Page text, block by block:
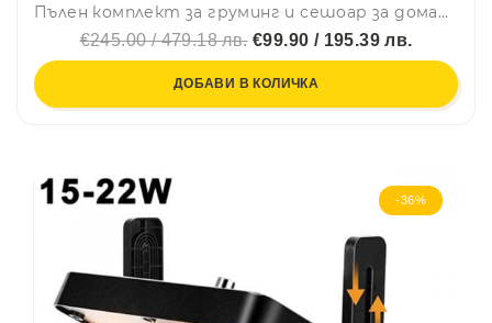
Пълен комплект за груминг и сешоар за домашни любимци LOVEMYPET 5in1, нов модел 2026- вакуум и сешоар в един компактен, тих и мощен уред
€245.00 / 479.18 лв.€99.90 / 195.39 лв.
ДОБАВИ В КОЛИЧКА
-36%